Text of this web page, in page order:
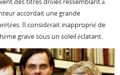
accordait une grande
Il considèrait inapproprié de
grave sous un soleil éclatant.